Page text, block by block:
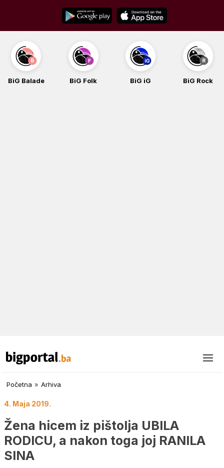
content
BiG Balade BiG Folk BiG iG BiG Rock
Početna » Arhiva
4. Maja 2019.
Žena hicem iz pištolja UBILA
RODICU, a nakon toga joj RANILA
SINA